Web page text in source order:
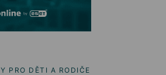
PRO DĚTI A RODIČE